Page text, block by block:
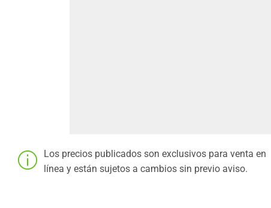
Los precios publicados son exclusivos para venta en
línea y están sujetos a cambios sin previo aviso.